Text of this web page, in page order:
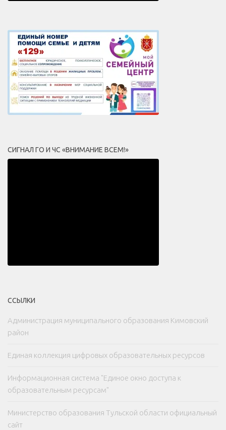
СИГНАЛ ГО И ЧС «ВНИМАНИЕ ВСЕМ!»
ССЫЛКИ
Администрация муниципального образования Кимовский
район
Единая коллекция цифровых образовательных ресурсов
Информационная система "Единое окно доступа к
образовательным ресурсам"
Министерство образования Тульской области официальный
сайт